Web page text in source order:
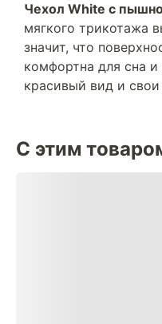
Чехол White с
мягкого трикотажа
значит, что
комфортна для сна и
красивый вид и свои
С этим